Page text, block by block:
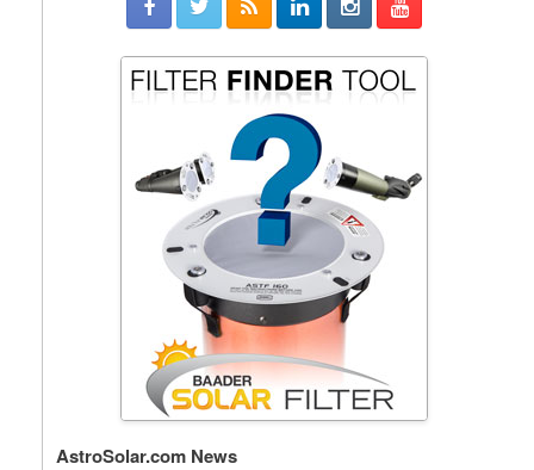
AstroSolar.com News